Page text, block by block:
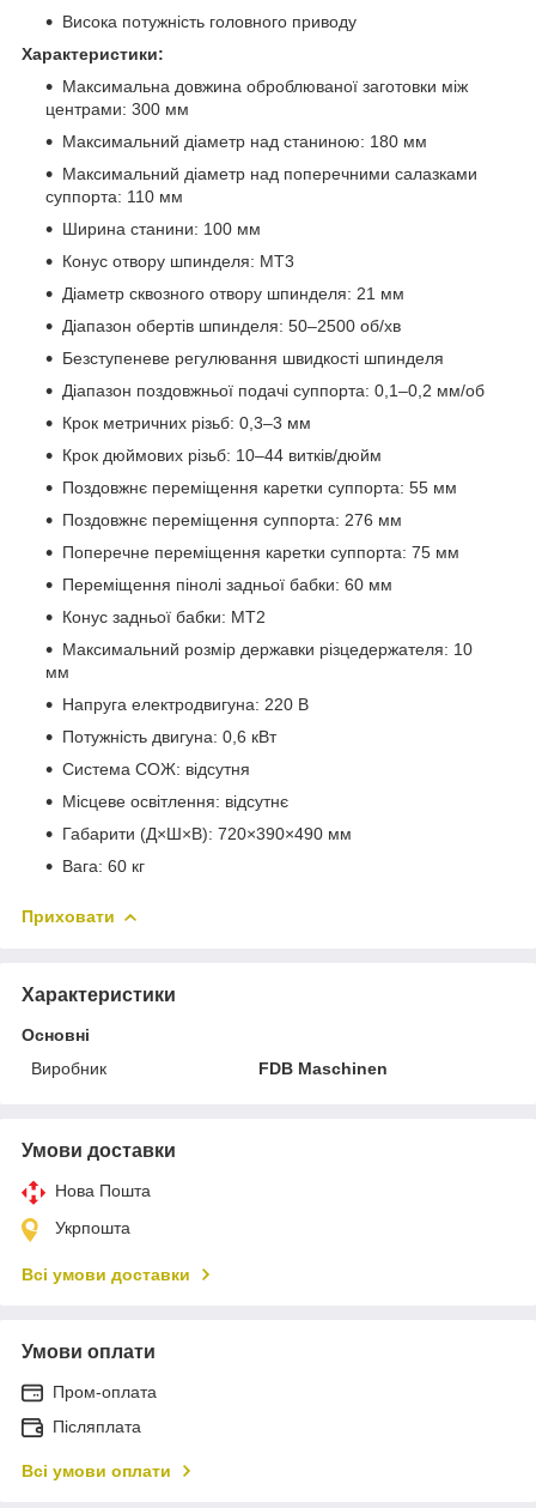
Висока потужність головного приводу
Характеристики:
Максимальна довжина оброблюваної заготовки між
центрами: 300 мм
Максимальний діаметр над станиною: 180 мм
Максимальний діаметр над поперечними салазками
суппорта: 110 мм
Ширина станини: 100 мм
Конус отвору шпинделя: МТ3
Діаметр сквозного отвору шпинделя: 21 мм
Діапазон обертів шпинделя: 50–2500 об/хв
Безступеневе регулювання швидкості шпинделя
Діапазон поздовжньої подачі суппорта: 0,1–0,2 мм/об
Крок метричних різьб: 0,3–3 мм
Крок дюймових різьб: 10–44 витків/дюйм
Поздовжнє переміщення каретки суппорта: 55 мм
Поздовжнє переміщення суппорта: 276 мм
Поперечне переміщення каретки суппорта: 75 мм
Переміщення пінолі задньої бабки: 60 мм
Конус задньої бабки: МТ2
Максимальний розмір державки різцедержателя: 10
мм
Напруга електродвигуна: 220 В
Потужність двигуна: 0,6 кВт
Система СОЖ: відсутня
Місцеве освітлення: відсутнє
Габарити (Д×Ш×В): 720×390×490 мм
Вага: 60 кг
Приховати
Характеристики
Основні
Виробник
FDB Maschinen
Умови доставки
Нова Пошта
Укрпошта
Всі умови доставки
Умови оплати
Пром-оплата
Післяплата
Всі умови оплати